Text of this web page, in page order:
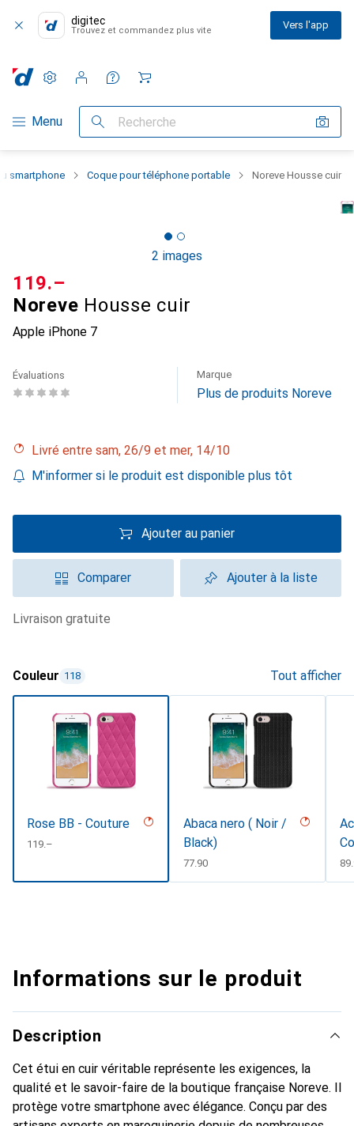
digitec
Trouvez et commandez plus vite Vers l'app
Navigation par catégorie
Menu Recherche
Paramètres
Compte client
Listes de comparaison
Listes d'envies
Panier
smartphone Coque pour téléphone portable Noreve Housse cuir
2 images
Noreve Housse cuir
Apple iPhone 7
CHF
119.–
Évaluations Marque
Plus de produits Noreve
Livré entre sam, 26/9 et mer, 14/10
M'informer si le produit est disponible plus tôt
Ajouter au panier
Comparer Ajouter à la liste
livraison gratuite
Couleur 118 Tout afficher
Rose BB - Couture
CHF
119.–
Abaca nero ( Noir /
Black)
CHF
77.90
Informations sur le produit
Description
Cet étui en cuir véritable représente les exigences, la
qualité et le savoir-faire de la boutique française Noreve. Il
protège votre smartphone avec élégance. Conçu par des